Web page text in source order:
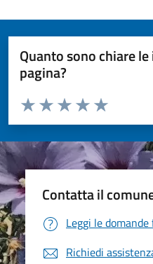
Quanto sono chiare
pagina?
Valuta da 1 a 5 stelle la pagina
Valuta 5
Valuta 4 stelle
Valuta 3 stelle su 5
Valuta 2 stelle su 5
Valuta 1 stelle su 5
Contatta il
Leggi le
Richiedi